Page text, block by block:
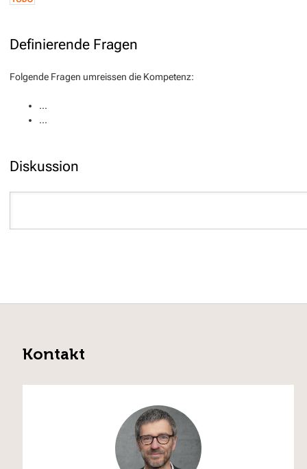
Definierende Fragen
Folgende Fragen umreissen die Kompetenz:
...
...
Diskussion
Kontakt